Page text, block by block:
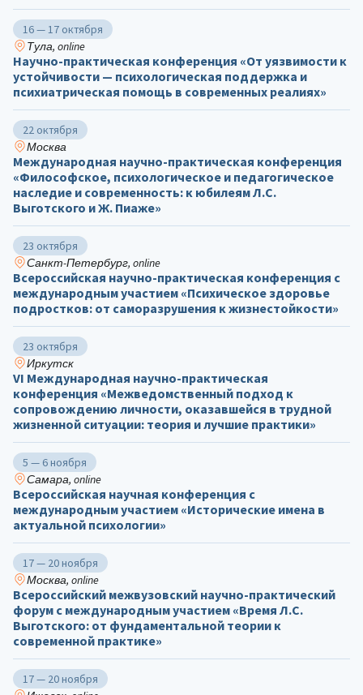
16 — 17 октября
Тула, online
Научно-практическая конференция «От уязвимости к
устойчивости — психологическая поддержка и
психиатрическая помощь в современных реалиях»
22 октября
Москва
Международная научно-практическая конференция
«Философское, психологическое и педагогическое
наследие и современность: к юбилеям Л.С.
Выготского и Ж. Пиаже»
23 октября
Санкт-Петербург, online
Всероссийская научно-практическая конференция с
международным участием «Психическое здоровье
подростков: от саморазрушения к жизнестойкости»
23 октября
Иркутск
VI Международная научно-практическая
конференция «Межведомственный подход к
сопровождению личности, оказавшейся в трудной
жизненной ситуации: теория и лучшие практики»
5 — 6 ноября
Самара, online
Всероссийская научная конференция с
международным участием «Исторические имена в
актуальной психологии»
17 — 20 ноября
Москва, online
Всероссийский межвузовский научно-практический
форум с международным участием «Время Л.С.
Выготского: от фундаментальной теории к
современной практике»
17 — 20 ноября